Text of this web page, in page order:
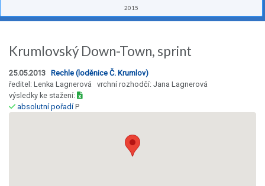
2015
Krumlovský Down-Town, sprint
25.05.2013 Rechle (loděnice Č. Krumlov)
ředitel: Lenka Lagnerová vrchní rozhodčí: Jana Lagnerová
výsledky ke stažení:
absolutní pořadíP